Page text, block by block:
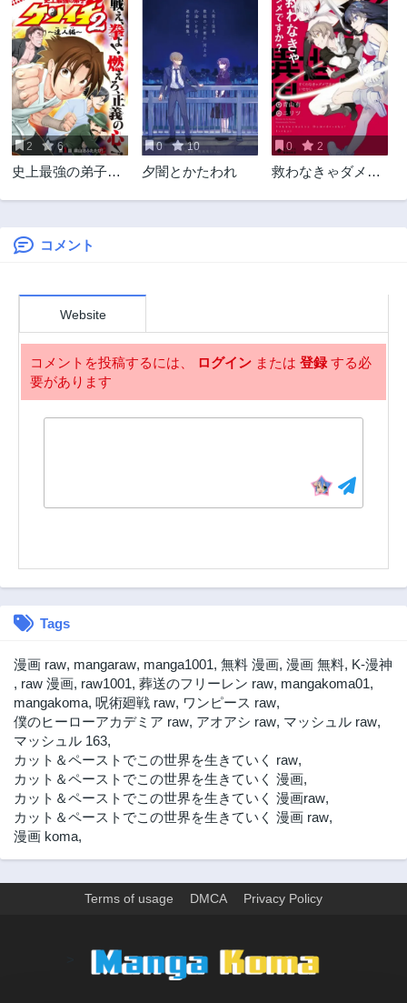
第118話
1年前
第117話
1年前
第116話
1年前
第115話
1年前
第114話
1年前
第113話
1年前
第112話
1年前
第111話
1年前
第110話 第109話
第108話
第107話
第105話
1年前
第104話
1年前
第103話
2年前 2年前
第95.2話
第94話
2年前
第93話
2年前
第92話
2年前
第91話
第90話
2年前
第89話
2年前
第88話
2年前
第87話
2年前 2年前
第82話
2年前
2 6
史上最強の弟子ケ
0 10
夕闇とかたわれ
0 2
救わなきゃダメで
コメント
Website
コメントを投稿するには、 ログイン または 登録する必
要があります
Tags
漫画 raw, mangaraw, manga1001, 無料 漫画, 漫画 無料, K-漫神
, raw 漫画, raw1001, 葬送のフリーレン raw, mangakoma01,
mangakoma, 呪術廻戦 raw, ワンピース raw,
僕のヒーローアカデミア raw, アオアシ raw, マッシュル raw,
マッシュル 163,
カット＆ペーストでこの世界を生きていく raw,
カット＆ペーストでこの世界を生きていく 漫画,
カット＆ペーストでこの世界を生きていく 漫画raw,
カット＆ペーストでこの世界を生きていく 漫画 raw,
漫画 koma,
Terms of usage DMCA Privacy Policy